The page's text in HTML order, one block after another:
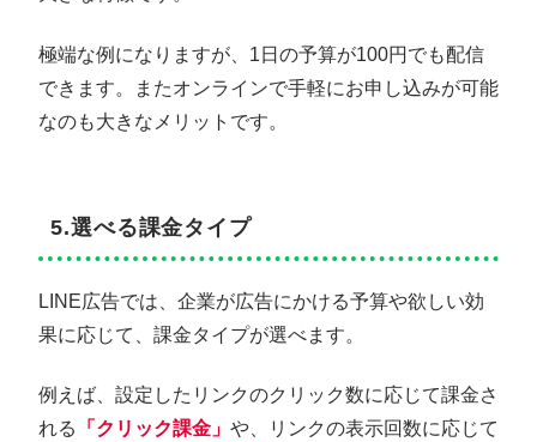
極端な例になりますが、1日の予算が100円でも配信
できます。またオンラインで手軽にお申し込みが可能
なのも大きなメリットです。
5.選べる課金タイプ
LINE広告では、企業が広告にかける予算や欲しい効
果に応じて、課金タイプが選べます。
例えば、設定したリンクのクリック数に応じて課金さ
れる
「クリック課金」 や、リンクの表示回数に応じて